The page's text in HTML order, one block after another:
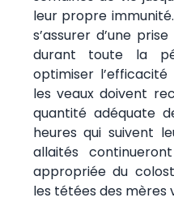
leur propre
s’assurer d’une
durant toute la
optimiser
les veaux doivent
quantité adéquate
heures qui suivent
allaités
appropriée du
les tétées des mères